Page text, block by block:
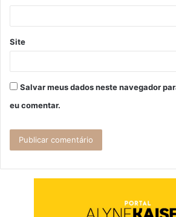
*
Site
Salvar meus dados neste navegador
eu comentar.